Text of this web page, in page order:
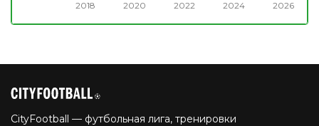
2018
2020
2022
2024
2026
CityFootball — футбольная лига, тренировки